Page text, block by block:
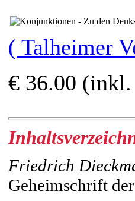
( Talheimer
€ 36.00
Friedrich
Geheimschrift